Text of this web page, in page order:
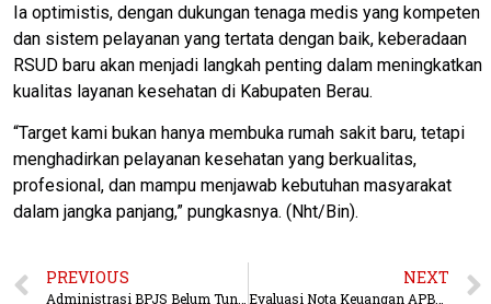
Ia optimistis, dengan dukungan tenaga medis yang kompeten
dan sistem pelayanan yang tertata dengan baik, keberadaan
RSUD baru akan menjadi langkah penting dalam meningkatkan
kualitas layanan kesehatan di Kabupaten Berau.
“Target kami bukan hanya membuka rumah sakit baru, tetapi
menghadirkan pelayanan kesehatan yang berkualitas,
profesional, dan mampu menjawab kebutuhan masyarakat
dalam jangka panjang,” pungkasnya. (Nht/Bin).
PREVIOUS
Administrasi BPJS Belum Tuntas, Operasional Rumah Sakit Baru Berau Masih Tertunda
NEXT
Evaluasi Nota Keuangan APBD 2025, Fraksi PDI Perjuangan Cermati Indikator Pendapatan dan Belanja Wajib Kaltim